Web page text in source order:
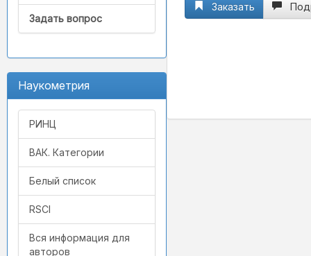
Задать вопрос
Наукометрия
РИНЦ
ВАК. Категории
Белый список
RSCI
Вся информация для
авторов
Заказать